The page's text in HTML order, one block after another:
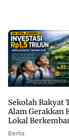
Sekolah Rakyat
Alam Gerakkan
Lokal
Berita